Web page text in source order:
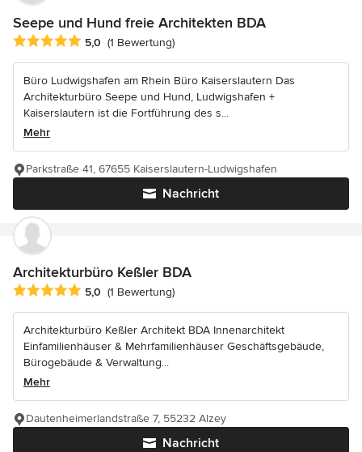
Seepe und Hund freie Architekten BDA
Durchschnittliche Bewertung: 5 von 5 Sternen
5,0 (1 Bewertung)
Büro Ludwigshafen am Rhein Büro Kaiserslautern Das
Architekturbüro Seepe und Hund, Ludwigshafen +
Kaiserslautern ist die Fortführung des s...
Mehr
Nachricht
Parkstraße 41, 67655 Kaiserslautern-Ludwigshafen
Architekturbüro Keßler BDA
Durchschnittliche Bewertung: 5 von 5 Sternen
5,0 (1 Bewertung)
Architekturbüro Keßler Architekt BDA Innenarchitekt
Einfamilienhäuser & Mehrfamilienhäuser Geschäftsgebäude,
Bürogebäude & Verwaltung...
Mehr
Nachricht
Dautenheimerlandstraße 7, 55232 Alzey